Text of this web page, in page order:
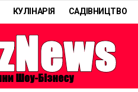
КУЛІНАРІЯ САДІВНИЦТВО